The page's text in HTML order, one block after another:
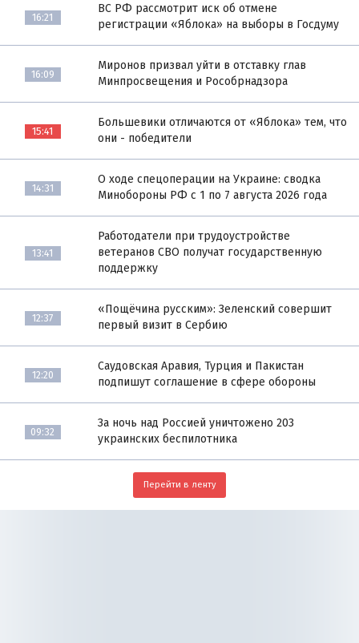
16:21
ВС РФ рассмотрит иск об отмене
регистрации «Яблока» на выборы в Госдуму
16:09
Миронов призвал уйти в отставку глав
Минпросвещения и Рособрнадзора
15:41
Большевики отличаются от «Яблока» тем, что
они - победители
14:31
О ходе спецоперации на Украине: сводка
Минобороны РФ с 1 по 7 августа 2026 года
13:41
Работодатели при трудоустройстве
ветеранов СВО получат государственную
поддержку
12:37
«Пощёчина русским»: Зеленский совершит
первый визит в Сербию
12:20
Саудовская Аравия, Турция и Пакистан
подпишут соглашение в сфере обороны
09:32
За ночь над Россией уничтожено 203
украинских беспилотника
Перейти в ленту